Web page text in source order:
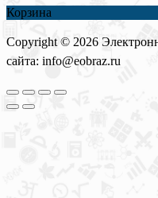
Корзина
Copyright © 2026
сайта: info@eobraz.ru